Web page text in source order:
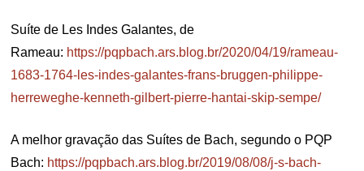
Suíte de Les Indes Galantes, de
Rameau: https://pqpbach.ars.blog.br/2020/04/19/rameau-
1683-1764-les-indes-galantes-frans-bruggen-philippe-
herreweghe-kenneth-gilbert-pierre-hantai-skip-sempe/
A melhor gravação das Suítes de Bach, segundo o PQP
Bach: https://pqpbach.ars.blog.br/2019/08/08/j-s-bach-